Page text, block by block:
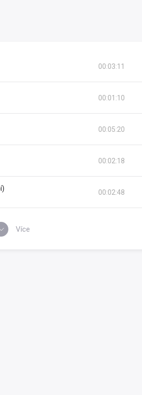
00:03:11
muzika/
00:01:10
00:05:20
00:02:18
00:02:48
Více